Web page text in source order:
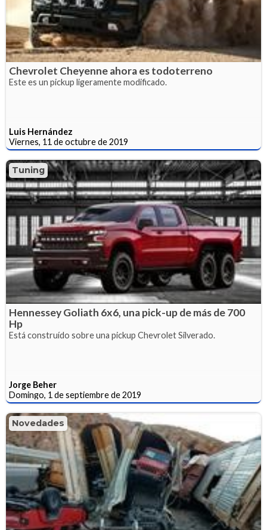
Chevrolet Cheyenne ahora es todoterreno
Este es un pickup ligeramente modificado.
Luis Hernández
Viernes, 11 de octubre de 2019
Tuning
Hennessey Goliath 6x6, una pick-up de más de 700
Hp
Está construído sobre una pickup Chevrolet Silverado.
Jorge Beher
Domingo, 1 de septiembre de 2019
Novedades